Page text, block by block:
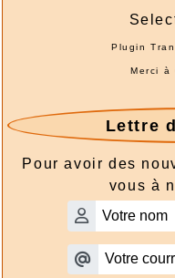
Plugin
Merci à
Lettre
Pour avoir des
vous à